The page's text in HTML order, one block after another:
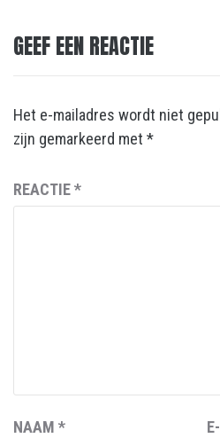
GEEF EEN REACTIE
Het e-mailadres wordt niet
zijn gemarkeerd met *
REACTIE*
NAAM *